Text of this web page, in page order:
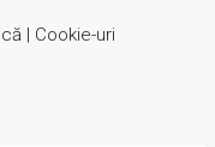
| Cookie-uri